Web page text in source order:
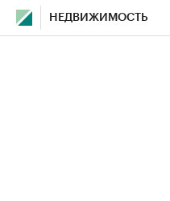
НЕДВИЖИМОСТЬ